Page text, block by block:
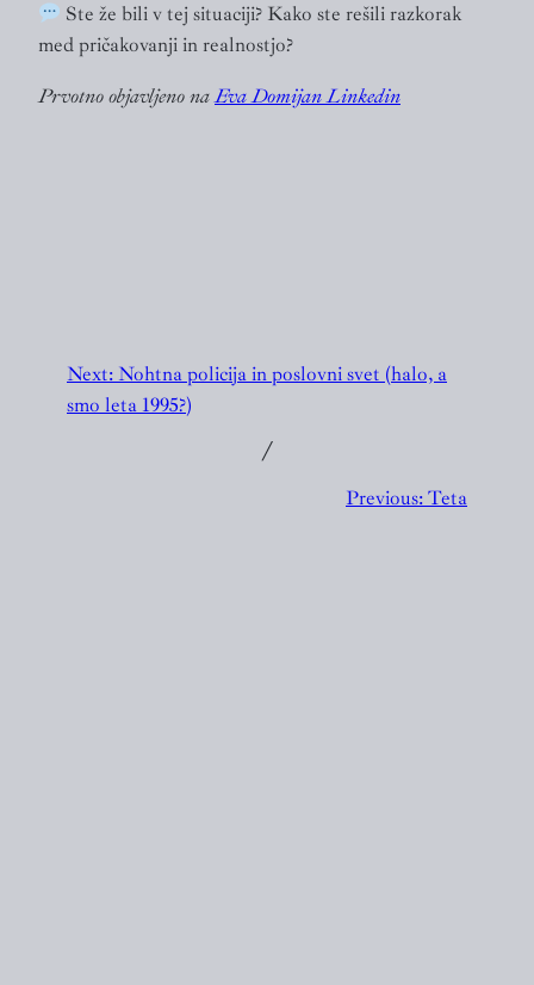
Ste že bili v tej situaciji? Kako ste rešili razkorak
med pričakovanji in realnostjo?
Prvotno objavljeno naEva Domijan Linkedin
Next: Nohtna policija in poslovni svet (halo, a
smo leta 1995?)
╱
Previous:Teta